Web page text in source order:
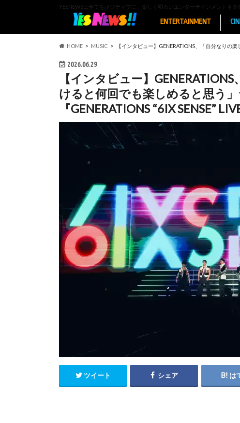
YESNEWSは全てをポジティブに、楽しく明るいエンターテインメントネ
ENTERTAINMENT
HOME MUSIC 【インタビュー】GENERATIONS、「自分なりの
2026.06.29
【インタビュー】
けると何回でも楽しめると思う
『GENERATIONS “6IX SENSE”
ツイート シェア は